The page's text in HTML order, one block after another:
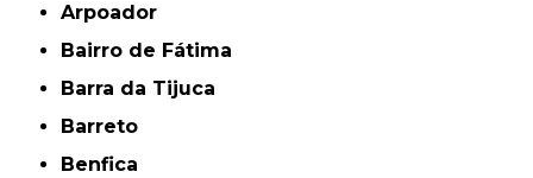
Arpoador
Bairro de Fátima
Barra da Tijuca
Barreto
Benfica